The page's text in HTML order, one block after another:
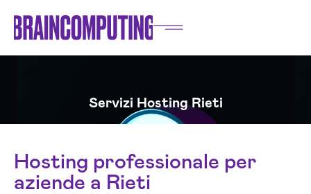
Servizi Hosting Rieti
Hosting professionale per
aziende a Rieti